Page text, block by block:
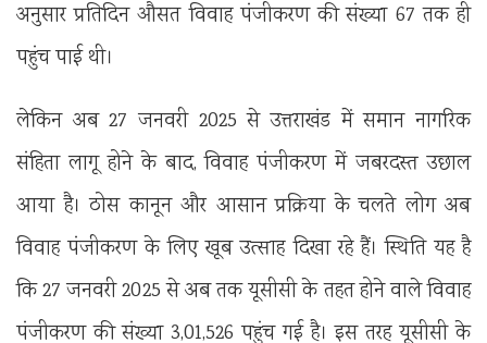
अनुसार प्रतिदिन औसत विवाह पंजीकरण की संख्या 67 तक ही
पहुंच पाई थी।
लेकिन अब 27 जनवरी 2025 से उत्तराखंड में समान नागरिक
संहिता लागू होने के बाद, विवाह पंजीकरण में जबरदस्त उछाल
आया है। ठोस कानून और आसान प्रक्रिया के चलते लोग अब
विवाह पंजीकरण के लिए खूब उत्साह दिखा रहे हैं। स्थिति यह है
कि 27 जनवरी 2025 से अब तक यूसीसी के तहत होने वाले विवाह
पंजीकरण की संख्या 3,01,526 पहुंच गई है। इस तरह यूसीसी के